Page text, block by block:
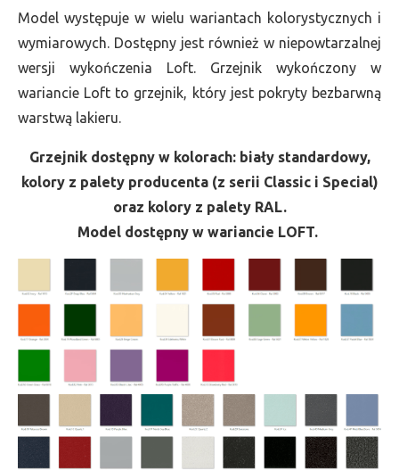
Model występuje w wielu wariantach kolorystycznych i
wymiarowych. Dostępny jest również w niepowtarzalnej
wersji wykończenia Loft. Grzejnik wykończony w
wariancie Loft to grzejnik, który jest pokryty bezbarwną
warstwą lakieru.
Grzejnik dostępny w kolorach: biały standardowy,
kolory z palety producenta (z serii Classic i Special)
oraz kolory z palety RAL.
Model dostępny w wariancie LOFT.